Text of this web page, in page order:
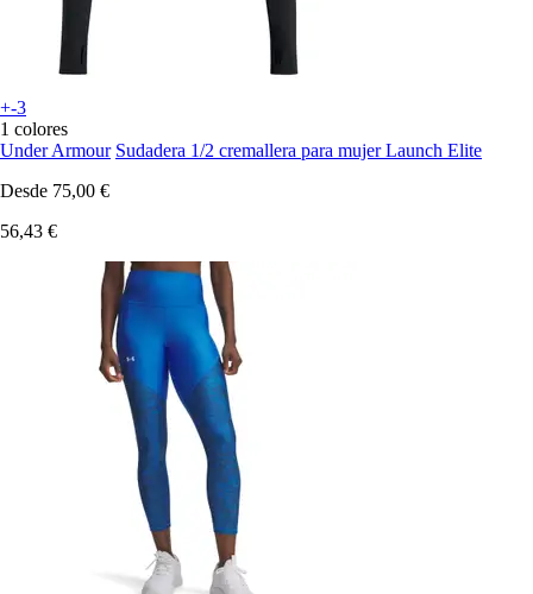
+-3
1 colores
Under Armour Sudadera 1/2 cremallera para mujer Launch Elite
Desde 75,00 €
56,43 €